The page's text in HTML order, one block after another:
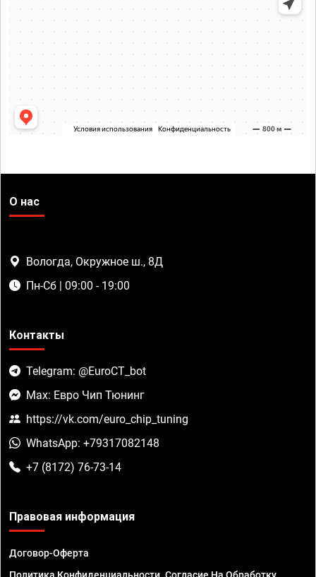
О нас
Вологда, Окружное ш., 8Д
Пн-Сб | 09:00 - 19:00
Контакты
Telegram: @EuroCT_bot
Max: Евро Чип Тюнинг
https://vk.com/euro_chip_tuning
WhatsApp: +79317082148
+7 (8172) 76-73-14
Правовая информация
Договор-Оферта